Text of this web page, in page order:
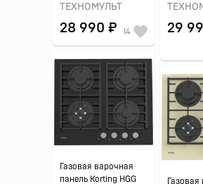
ТЕХНОМУЛЬТ
28 990 ₽ 14 29
Газовая варочная
панель Korting HGG
Газовая